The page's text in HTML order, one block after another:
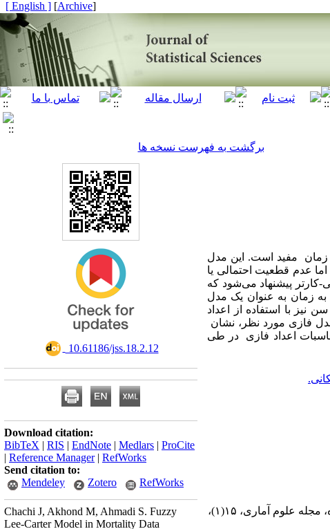
[
Archive
]
[ English ]
برگشت به فهرست نسخه ها
مفید است. این مدل
عدم قطعیت احتمالی یا
کارتر پیشنهاد می‌شود که
زمان به عنوان یک مدل
با استفاده از اعداد
فازی مورد نظر، نشان
اعداد فازی در طی
۱. ﭼﺎﭼﯽ ج. و ﭼﺎﺟﯽ ع. (۱۴۰۰)، ﮐﺎرﺑﺮد ﻋﻤﻠﮕﺮﻫﺎی وزﻧﯽ در ﻣﺪل رﮔﺮﺳﯿﻮن ﻗﺪرﻣﻄﻠﻖ اﻧﺤﺮاﻓﺎت ﻣﺮﺗﺐ ﺷﺪه، ﻣﺠﻠﻪ ﻋﻠﻮم آﻣﺎری، ۱۵(۱)،
‎ 10.61186/jss.18.2.12
Download citation:
BibTeX | RIS | EndNote | Medlars | ProCite
| Reference Manager| RefWorks
Send citation to:
Mendeley
Zotero RefWorks
Chachi J, Akhond M, Ahmadi S. Fuzzy
Lee-Carter Model in Mortality Data